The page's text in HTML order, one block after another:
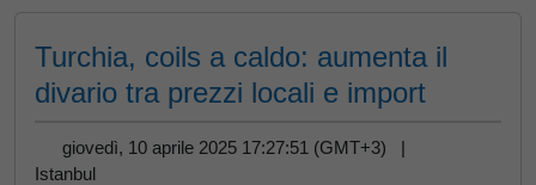
Turchia, coils a caldo: aumenta il
divario tra prezzi locali e import
giovedì, 10 aprile 2025 17:27:51 (GMT+3) |
Istanbul